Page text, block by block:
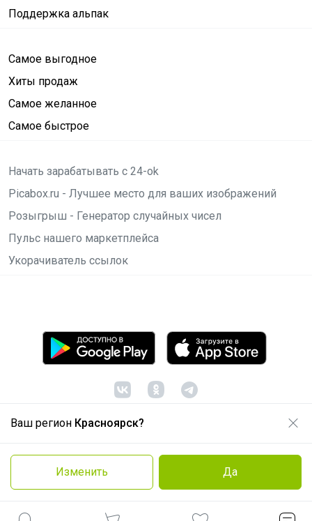
Ваш регион Красноярск?
Изменить Да
Поддержка альпак
Самое выгодное
Хиты продаж
Самое желанное
Самое быстрое
Начать зарабатывать с 24-ok
Picabox.ru - Лучшее место для ваших изображений
Розыгрыш - Генератор случайных чисел
Пульс нашего маркетплейса
Укорачиватель ссылок
© ООО "Лявита", ОГРН 1122468054070, 2012 -2026
Политика конфиденциальности
Cоглашение пользователя